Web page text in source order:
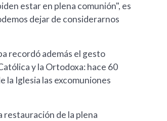
estar en plena comunión", es
dejar de considerarnos
recordó además el gesto
y la Ortodoxa: hace 60
la Iglesia las excomuniones
restauración de la plena